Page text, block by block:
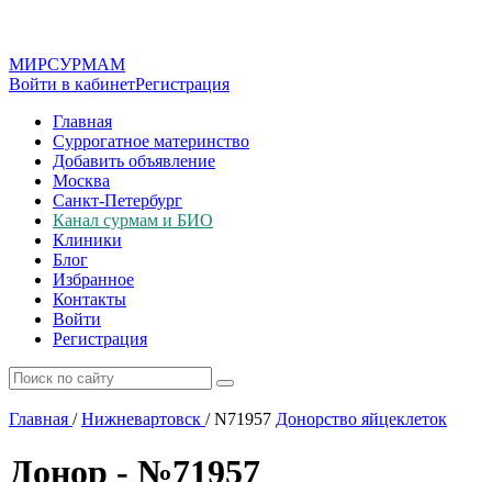
МИРСУРМАМ
Войти в кабинетРегистрация
Главная
Суррогатное материнство
Добавить объявление
Москва
Санкт-Петербург
Канал сурмам и БИО
Клиники
Блог
Избранное
Контакты
Войти
Регистрация
Главная / Нижневартовск /N71957 Донорство яйцеклеток
Донор - №71957